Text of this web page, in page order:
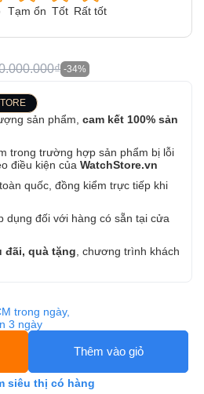
Tạm ổn Tốt Rất tốt
-34%
sản phẩm, cam kết 100% sản
trong trường hợp sản phẩm bị lỗi
điều kiện của WatchStore.vn
quốc, đồng kiểm trực tiếp khi
dụng đối với hàng có sẵn tại cửa
quà tặng , chương trình khách
trong ngày,
3 ngày
Thêm vào giỏ
siêu thị có hàng